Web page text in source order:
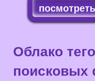
Облако
поисковых